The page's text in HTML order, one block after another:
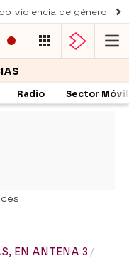
violencia de género
Radio
Sector Móvil
EN ANTENA 3